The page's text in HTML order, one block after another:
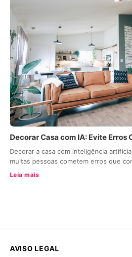
Decorar Casa com IA: Evite Erros
Decorar a casa com inteligência
muitas pessoas cometem erros que
Leia mais
AVISO LEGAL